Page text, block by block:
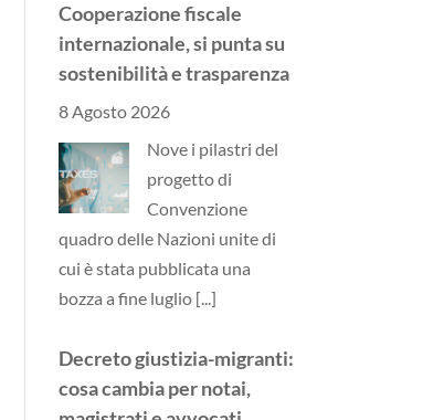
Cooperazione fiscale
internazionale, si punta su
sostenibilità e trasparenza
8 Agosto 2026
Nove i pilastri del
progetto di
Convenzione
quadro delle Nazioni unite di
cui è stata pubblicata una
bozza a fine luglio [...]
Decreto giustizia-migranti:
cosa cambia per notai,